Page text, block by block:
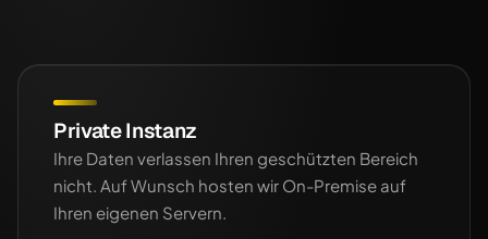
Private Instanz
Ihre Daten verlassen Ihren geschützten Bereich
nicht. Auf Wunsch hosten wir On-Premise auf
Ihren eigenen Servern.